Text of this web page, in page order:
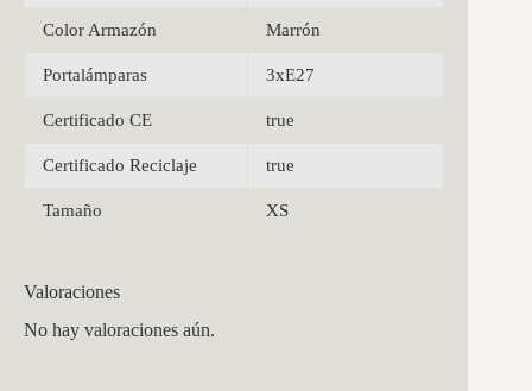
Color Armazón Marrón
Portalámparas 3xE27
Certificado CE true
Certificado Reciclaje true
Tamaño XS
Valoraciones
No hay valoraciones aún.